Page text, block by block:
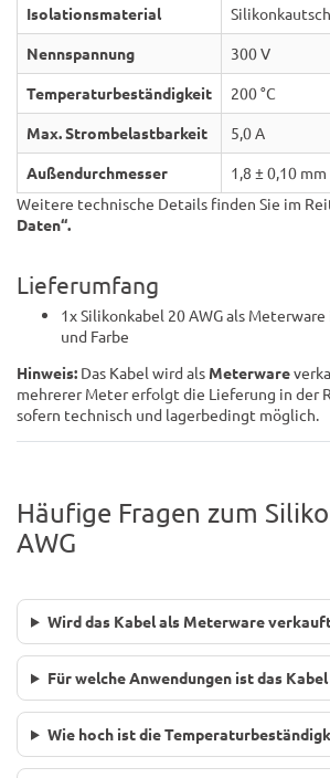
Isolationsmaterial
Nennspannung
300 V
Temperaturbeständigkeit
200 °C
Max. Strombelastbarkeit
5,0 A
Außendurchmesser
1,8 ± 0,10 mm
Weitere technische Details finden Sie im
Daten“.
Lieferumfang
1x Silikonkabel 20 AWG als
und Farbe
Hinweis: Das Kabel wird als Meterware
mehrerer Meter erfolgt die Lieferung in der
sofern technisch und lagerbedingt möglich.
Häufige Fragen zum
AWG
Wird das Kabel als Meterware
Für welche Anwendungen ist das
Wie hoch ist die